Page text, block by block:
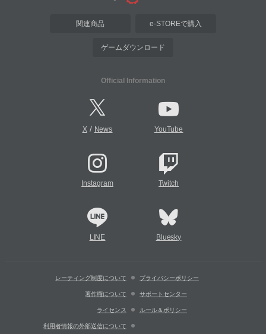
関連商品 e-STOREで購入
ゲームダウンロード
Official Information
X/ News YouTube
Instagram Twitch
LINE Bluesky
レーティング制度について プライバシーポリシー
著作権について サポートセンター
ライセンス ルール＆ポリシー
利用者情報の外部送信について